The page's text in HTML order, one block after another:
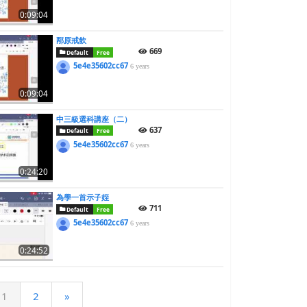
0:09:04
0:09:04
邴原戒飲
Default Free
669
5e4e35602cc676 years
0:24:20
中三級選科講座（二）
Default Free
637
5e4e35602cc676 years
0:24:52
為學一首示子姪
Default Free
711
5e4e35602cc676 years
1 2 »